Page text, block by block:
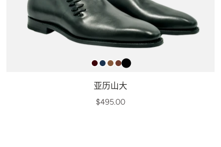
亚历山大
$495.00